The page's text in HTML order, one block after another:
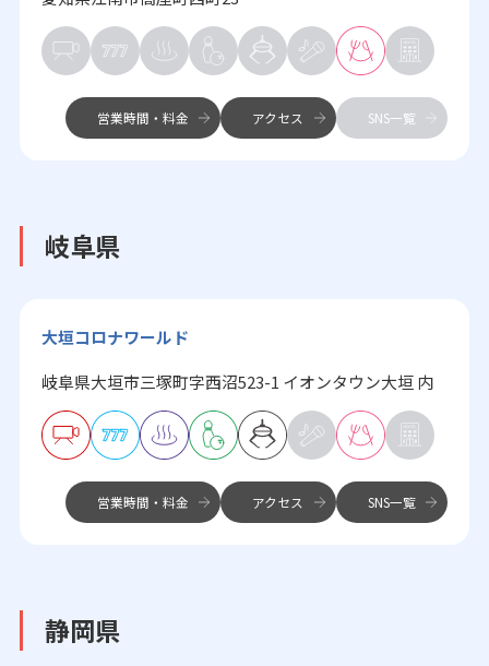
営業時間・料金 アクセス SNS一覧
岐阜県
大垣コロナワールド
岐阜県大垣市三塚町字西沼523-1 イオンタウン大垣 内
営業時間・料金 アクセス SNS一覧
静岡県